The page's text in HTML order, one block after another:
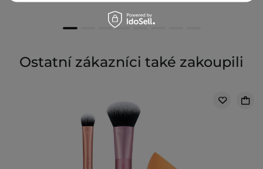
Ostatní zákazníci také zakoupili